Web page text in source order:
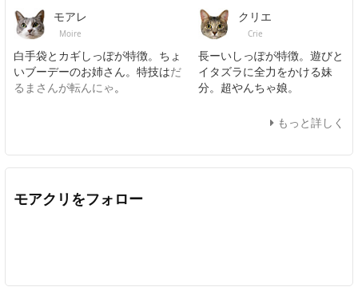
モアレ
Moire
白手袋とカギしっぽが特徴。ちょ
いブーデーのお姉さん。特技はだ
るまさんが転んにゃ。
クリエ
Crie
長ーいしっぽが特徴。遊びと
イタズラに全力をかける妹
分。超やんちゃ娘。
もっと詳しく
モアクリをフォロー